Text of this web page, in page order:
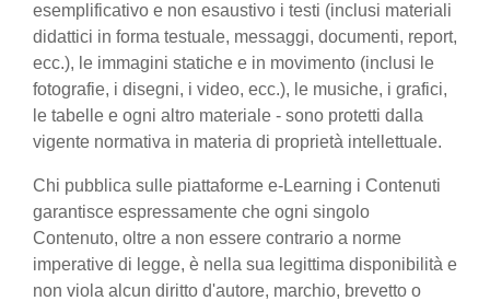
esemplificativo e non esaustivo i testi (inclusi materiali
didattici in forma testuale, messaggi, documenti, report,
ecc.), le immagini statiche e in movimento (inclusi le
fotografie, i disegni, i video, ecc.), le musiche, i grafici,
le tabelle e ogni altro materiale - sono protetti dalla
vigente normativa in materia di proprietà intellettuale.
Chi pubblica sulle piattaforme e-Learning i Contenuti
garantisce espressamente che ogni singolo
Contenuto, oltre a non essere contrario a norme
imperative di legge, è nella sua legittima disponibilità e
non viola alcun diritto d'autore, marchio, brevetto o